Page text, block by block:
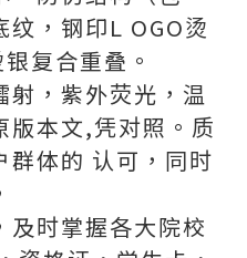
，钢印L OGO烫
复合重叠。
射，紫外荧光，温
版本文,凭对照。质
群体的 认可，同时
及时掌握各大院校